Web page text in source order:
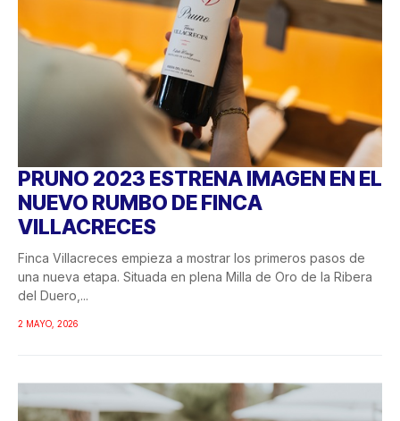
PRUNO 2023 ESTRENA IMAGEN EN EL
NUEVO RUMBO DE FINCA
VILLACRECES
Finca Villacreces empieza a mostrar los primeros pasos de
una nueva etapa. Situada en plena Milla de Oro de la Ribera
del Duero,...
2 MAYO, 2026